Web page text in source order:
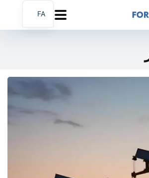
FA
AR